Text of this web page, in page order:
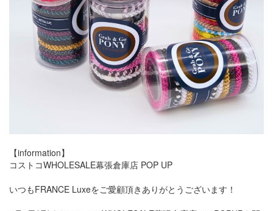
【information】
コストコWHOLESALE幕張倉庫店 POP UP
いつもFRANCE Luxeをご愛顧頂きありがとうございます！